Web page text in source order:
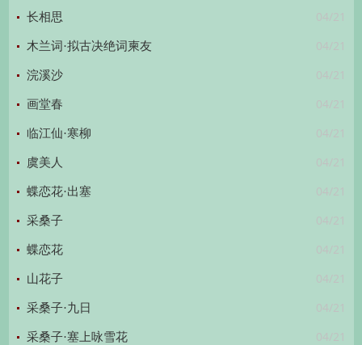
04/21
长相思
04/21
木兰词·拟古决绝词柬友
04/21
浣溪沙
04/21
画堂春
04/21
临江仙·寒柳
04/21
虞美人
04/21
蝶恋花·出塞
04/21
采桑子
04/21
蝶恋花
04/21
山花子
04/21
采桑子·九日
04/21
采桑子·塞上咏雪花